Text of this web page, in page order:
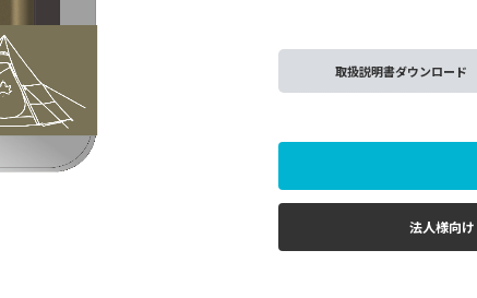
取扱説明書ダウンロード
法人様向け